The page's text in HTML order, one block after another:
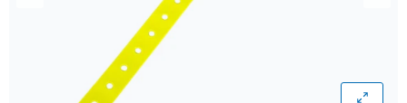
34,75 €
ab 60 Pack